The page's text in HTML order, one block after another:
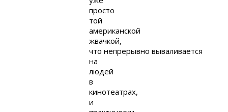
просто
той
американской
жвачкой,
что непрерывно вываливается
на
людей
в
кинотеатрах,
и